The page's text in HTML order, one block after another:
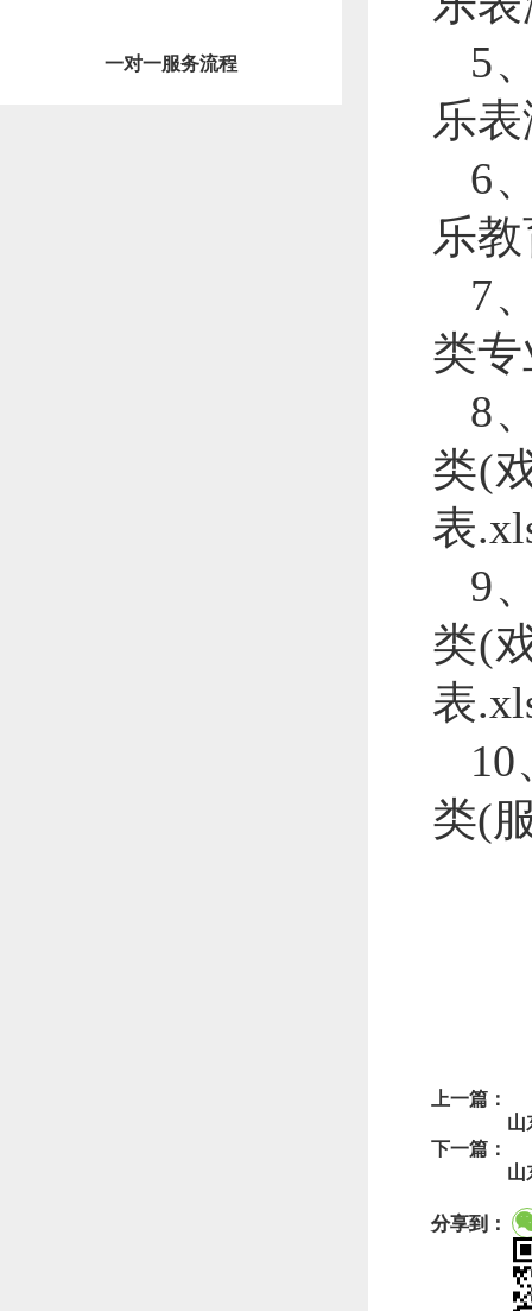
一对一服务流程
5
乐
6
乐
7
类
8
类(
表
9
类(
表
类(
上一篇： 山
下一篇： 山
分享到：